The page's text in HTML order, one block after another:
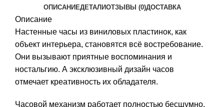
ОПИСАНИЕДЕТАЛИОТЗЫВЫ (0)ДОСТАВКА
Описание
Настенные часы из виниловых пластинок, как
объект интерьера, становятся всё востребование.
Они вызывают приятные воспоминания и
ностальгию. А эксклюзивный дизайн часов
отмечает креативность их обладателя.
Часовой механизм работает полностью бесшумно,